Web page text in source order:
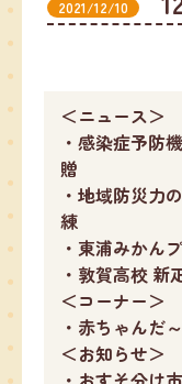
2021/12/10
＜ニュース＞
・感染症予防
贈
・地域防災力
練
・東浦みかん
・敦賀高校 新
＜コーナー＞
・赤ちゃんだ
＜お知らせ＞